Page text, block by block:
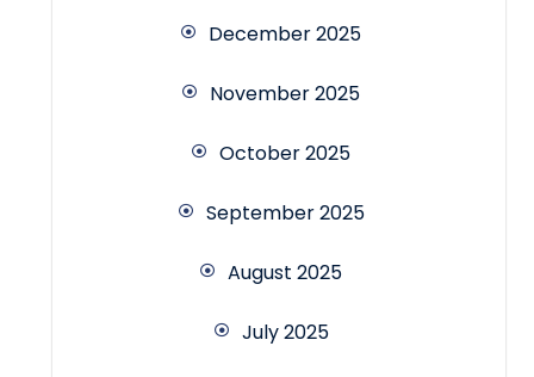
December 2025
November 2025
October 2025
September 2025
August 2025
July 2025